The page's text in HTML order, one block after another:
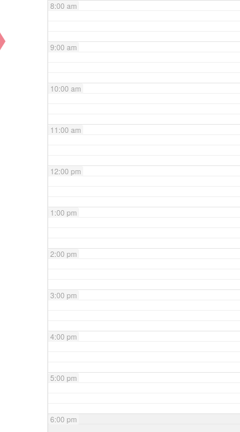
8:00 am
9:00 am
10:00 am
11:00 am
12:00 pm
1:00 pm
2:00 pm
3:00 pm
4:00 pm
5:00 pm
6:00 pm